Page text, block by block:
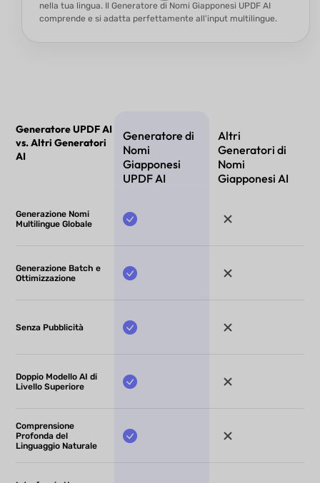
nella tua lingua. Il Generatore di Nomi Giapponesi UPDF AI
comprende e si adatta perfettamente all'input multilingue.
Generatore UPDF AI
vs. Altri Generatori
AI
Generatore di
Nomi
Giapponesi
UPDF AI
Altri
Generatori di
Nomi
Giapponesi AI
Generazione Nomi
Multilingue Globale
Generazione Batch e
Ottimizzazione
Senza Pubblicità
Doppio Modello AI di
Livello Superiore
Comprensione
Profonda del
Linguaggio Naturale